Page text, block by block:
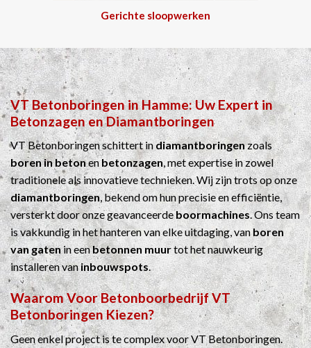
Gerichte sloopwerken
VT BetonboringeninHamme: Uw Expert in
BetonzagenenDiamantboringen
VT Betonboringen schittert indiamantboringenzoals
boren in betonenbetonzagen, met expertise in zowel
traditionele als innovatieve technieken. Wij zijn trots op onze
diamantboringen, bekend om hun precisie en efficiëntie,
versterkt door onze geavanceerdeboormachines. Ons team
is vakkundig in het hanteren van elke uitdaging, vanboren
van gatenin eenbetonnen muurtot het nauwkeurig
installeren vaninbouwspots.
Waarom VoorBetonboorbedrijfVT
Betonboringen Kiezen?
Geen enkel project is te complex voor VT Betonboringen.